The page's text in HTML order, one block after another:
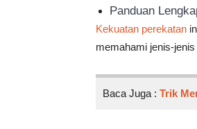
Panduan
Kekuatan perekatan
memahami jenis-
Baca Juga : Trik